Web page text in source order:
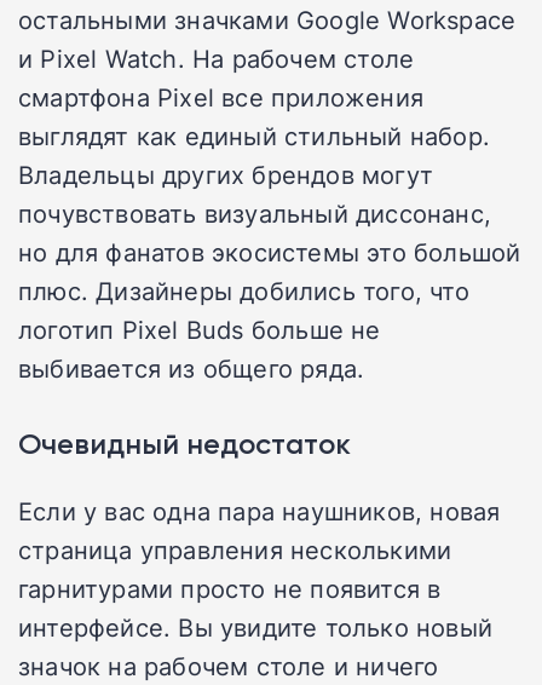
остальными значками Google Workspace
и Pixel Watch. На рабочем столе
смартфона Pixel все приложения
выглядят как единый стильный набор.
Владельцы других брендов могут
почувствовать визуальный диссонанс,
но для фанатов экосистемы это большой
плюс. Дизайнеры добились того, что
логотип Pixel Buds больше не
выбивается из общего ряда.
Очевидный недостаток
Если у вас одна пара наушников, новая
страница управления несколькими
гарнитурами просто не появится в
интерфейсе. Вы увидите только новый
значок на рабочем столе и ничего